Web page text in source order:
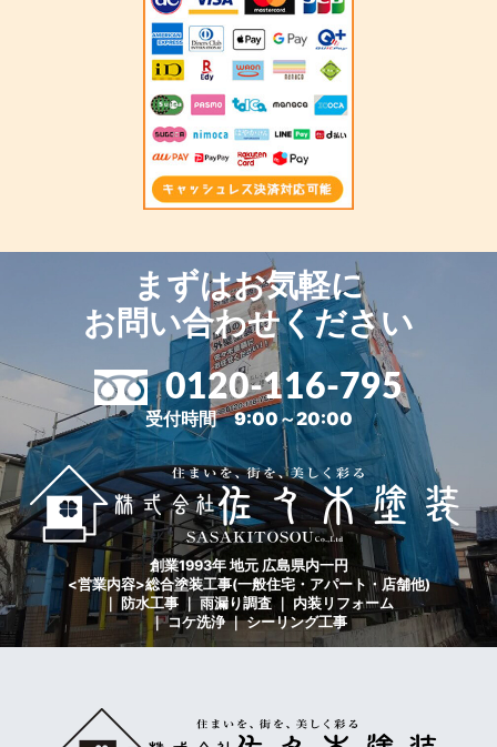
まずはお気軽に
お問い合わせください
0120-116-795
受付時間 9:00～20:00
創業1993年 地元 広島県内一円
<営業内容>総合塗装工事(一般住宅・アパート・店舗他)
｜ 防水工事 ｜ 雨漏り調査 ｜ 内装リフォーム
｜ コケ洗浄 ｜ シーリング工事